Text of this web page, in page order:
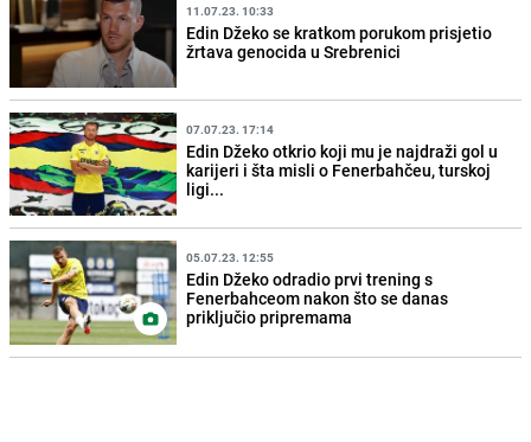
11.07.23. 10:33
Edin Džeko se kratkom porukom prisjetio
žrtava genocida u Srebrenici
07.07.23. 17:14
Edin Džeko otkrio koji mu je najdraži gol u
karijeri i šta misli o Fenerbahčeu, turskoj
ligi...
05.07.23. 12:55
Edin Džeko odradio prvi trening s
Fenerbahceom nakon što se danas
priključio pripremama